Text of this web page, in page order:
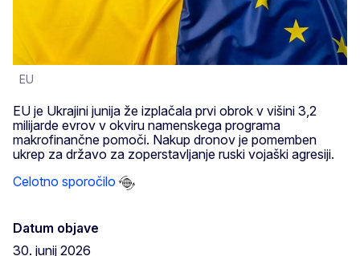
EU
EU je Ukrajini junija že izplačala prvi obrok v višini 3,2
milijarde evrov v okviru namenskega programa
makrofinančne pomoči. Nakup dronov je pomemben
ukrep za državo za zoperstavljanje ruski vojaški agresiji.
Celotno sporočilo
Datum objave
30. junij 2026